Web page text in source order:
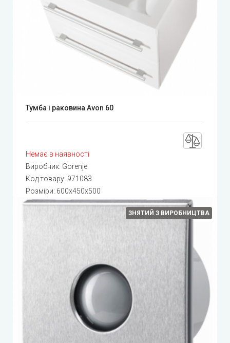
Тумба і раковина Avon 60
Немає в наявності
Виробник: Gorenje
Код товару: 971083
Розміри: 600x450x500
ЗНЯТИЙ З ВИРОБНИЦТВА